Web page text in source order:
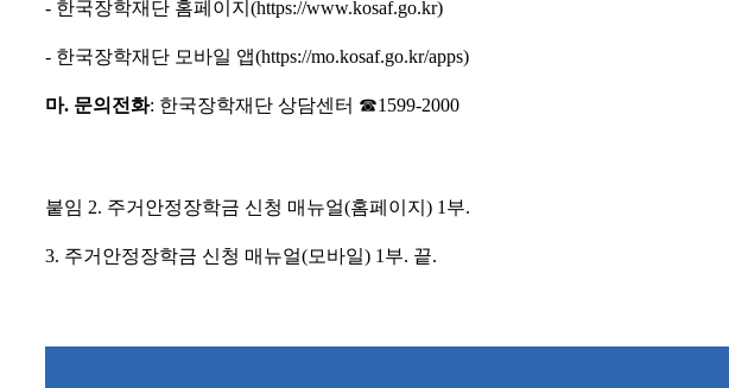
- 한국장학재단 홈페이지 (https://www.kosaf.go.kr)
- 한국장학재단 모바일 앱(https://mo.kosaf.go.kr/apps)
마. 문의전화: 한국장학재단 상담센터 ☎1599-2000
붙임 2. 주거안정장학금 신청 매뉴얼(홈페이지 ) 1 부.
3. 주거안정장학금 신청 매뉴얼(모바일) 1 부. 끝.